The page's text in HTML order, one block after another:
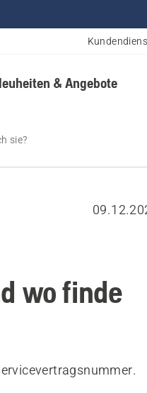
& Angebote
sie?
wo finde